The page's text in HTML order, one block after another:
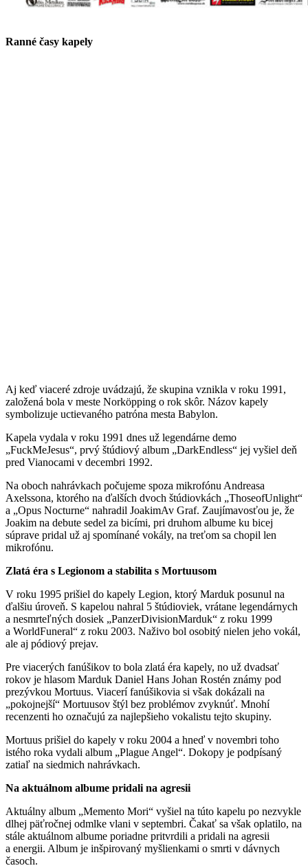
Ranné časy kapely
Aj keď viaceré zdroje uvádzajú, že skupina vznikla v roku 1991,
založená bola v meste Norköpping o rok skôr. Názov kapely
symbolizuje uctievaného patróna mesta Babylon.
Kapela vydala v roku 1991 dnes už legendárne demo
„FuckMeJesus“, prvý štúdiový album „DarkEndless“ jej vyšiel deň
pred Vianocami v decembri 1992.
Na oboch nahrávkach počujeme spoza mikrofónu Andreasa
Axelssona, ktorého na ďalších dvoch štúdiovkách „ThoseofUnlight“
a „Opus Nocturne“ nahradil JoakimAv Graf. Zaujímavosťou je, že
Joakim na debute sedel za bicími, pri druhom albume ku bicej
súprave pridal už aj spomínané vokály, na treťom sa chopil len
mikrofónu.
Zlatá éra s Legionom a stabilita s Mortuusom
V roku 1995 prišiel do kapely Legion, ktorý Marduk posunul na
ďalšiu úroveň. S kapelou nahral 5 štúdioviek, vrátane legendárnych
a nesmrteľných dosiek „PanzerDivisionMarduk“ z roku 1999
a WorldFuneral“ z roku 2003. Naživo bol osobitý nielen jeho vokál,
ale aj pódiový prejav.
Pre viacerých fanúšikov to bola zlatá éra kapely, no už dvadsať
rokov je hlasom Marduk Daniel Hans Johan Rostén známy pod
prezývkou Mortuus. Viacerí fanúšikovia si však dokázali na
„pokojnejší“ Mortuusov štýl bez problémov zvyknúť. Mnohí
recenzenti ho označujú za najlepšieho vokalistu tejto skupiny.
Mortuus prišiel do kapely v roku 2004 a hneď v novembri toho
istého roka vydali album „Plague Angel“. Dokopy je podpísaný
zatiaľ na siedmich nahrávkach.
Na aktuálnom albume pridali na agresii
Aktuálny album „Memento Mori“ vyšiel na túto kapelu po nezvykle
dlhej päťročnej odmlke vlani v septembri. Čakať sa však oplatilo, na
stále aktuálnom albume poriadne pritvrdili a pridali na agresii
a energii. Album je inšpirovaný myšlienkami o smrti v dávnych
časoch.